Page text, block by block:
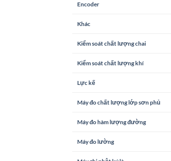
Encoder
Khác
Kiểm soát chất lượng chai
Kiểm soát chất lượng khí
Lực kế
Máy đo chất lượng lớp sơn phủ
Máy đo hàm lượng đường
Máy đo lường